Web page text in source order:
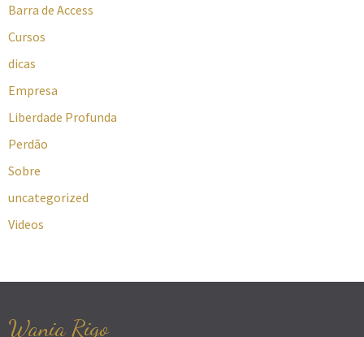
Barra de Access
Cursos
dicas
Empresa
Liberdade Profunda
Perdão
Sobre
uncategorized
Videos
Wania Rigo